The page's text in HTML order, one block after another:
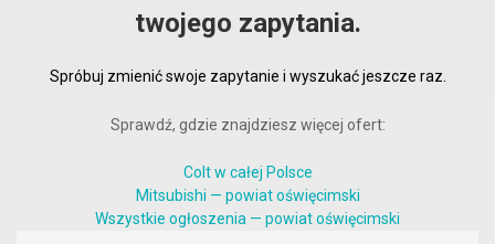
twojego zapytania.
Spróbuj zmienić swoje zapytanie i wyszukać jeszcze raz.
Sprawdź, gdzie znajdziesz więcej ofert:
Colt w całej Polsce
Mitsubishi — powiat oświęcimski
Wszystkie ogłoszenia — powiat oświęcimski